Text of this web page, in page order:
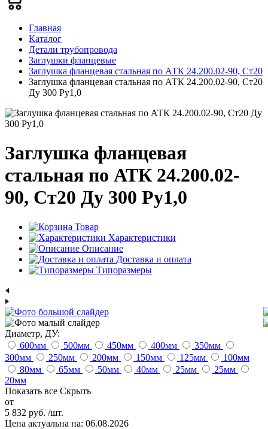
Главная
Каталог
Детали трубопровода
Заглушки фланцевые
Заглушка фланцевая стальная по АТК 24.200.02-90, Ст20
Заглушка фланцевая стальная по АТК 24.200.02-90, Ст20
Ду 300 Ру1,0
Заглушка фланцевая
стальная по АТК 24.200.02-
90, Ст20 Ду 300 Ру1,0
Товар
Характеристики
Описание
Доставка и оплата
Типоразмеры
Диаметр, ДУ:
600мм 500мм 450мм 400мм 350мм
300мм 250мм 200мм 150мм 125мм 100мм
80мм 65мм 50мм 40мм 25мм 25мм
20мм
Показать все Скрыть
от
5 832 руб. /шт.
Цена актуальна на: 06.08.2026